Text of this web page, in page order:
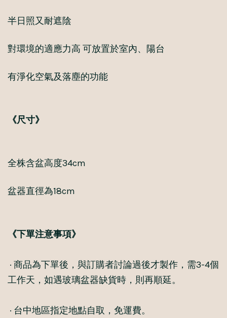
半日照又耐遮陰
對環境的適應力高 可放置於室內、陽台
有淨化空氣及落塵的功能
《尺寸》
全株含盆高度34cm
盆器直徑為18cm
《下單注意事項》
· 商品為下單後，與訂購者討論過後才製作，需3-4個
工作天，如遇玻璃盆器缺貨時，則再順延。
· 台中地區指定地點自取，免運費。